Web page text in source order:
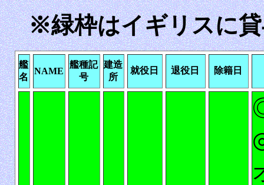
※緑枠はイギリスに
艦
名
NAME
艦種記
号
建造
所
就役日 退役日 除籍日